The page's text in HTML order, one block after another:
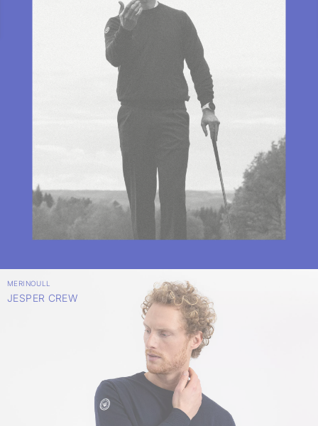
MERINOULL
JESPER CREW